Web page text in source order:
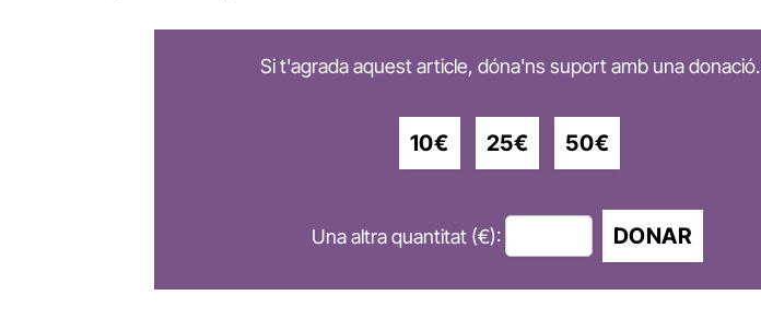
Si t'agrada aquest article, dóna'ns suport amb una donació.
10€ 25€ 50€
Una altra quantitat (€): DONAR